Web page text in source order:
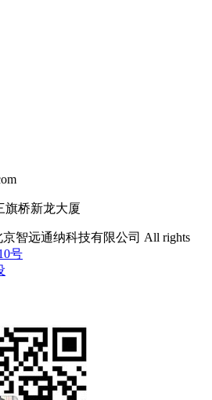
旗桥新龙大厦
京智远通纳科技有限公司 All rights
号